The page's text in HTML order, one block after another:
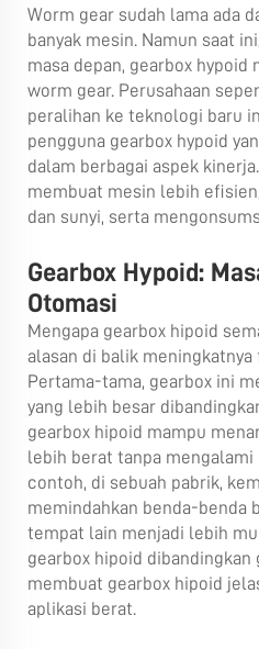
Worm gear sudah lama ada
banyak mesin. Namun saat
masa depan, gearbox
worm gear. Perusahaan
peralihan ke teknologi baru
pengguna gearbox hypoid
dalam berbagai aspek
membuat mesin lebih
dan sunyi, serta
Gearbox Hypoid:
Otomasi
Mengapa gearbox hipoid
alasan di balik
Pertama-tama, gearbox ini
yang lebih besar
gearbox hipoid mampu
lebih berat tanpa mengalami
contoh, di sebuah pabrik,
memindahkan benda-benda
tempat lain menjadi lebih
gearbox hipoid dibandingkan
membuat gearbox hipoid
aplikasi berat.